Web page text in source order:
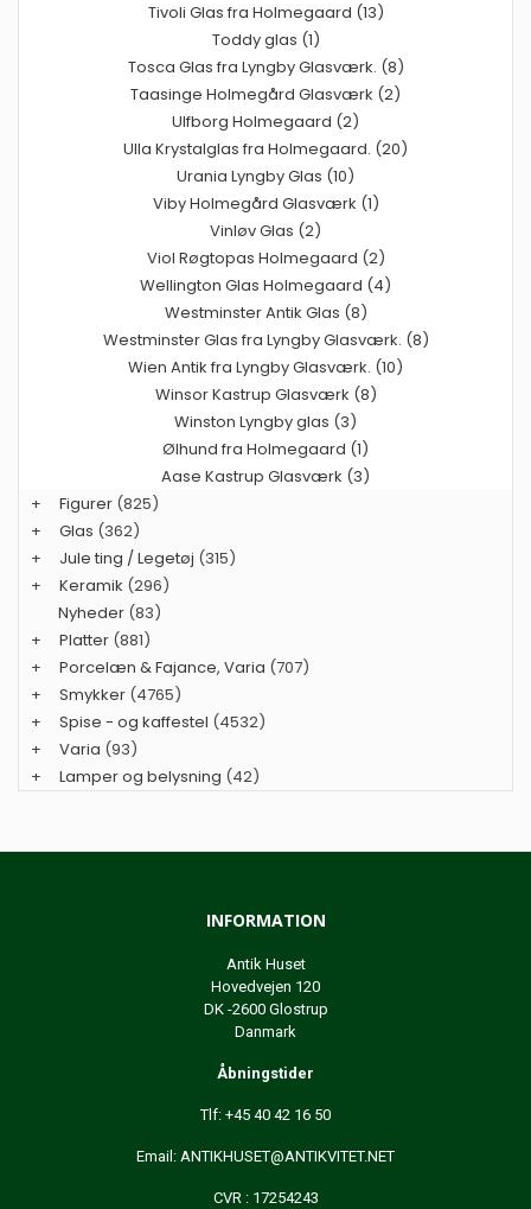
Tivoli Glas fra Holmegaard (13)
Toddy glas (1)
Tosca Glas fra Lyngby Glasværk. (8)
Taasinge Holmegård Glasværk (2)
Ulfborg Holmegaard (2)
Ulla Krystalglas fra Holmegaard. (20)
Urania Lyngby Glas (10)
Viby Holmegård Glasværk (1)
Vinløv Glas (2)
Viol Røgtopas Holmegaard (2)
Wellington Glas Holmegaard (4)
Westminster Antik Glas (8)
Westminster Glas fra Lyngby Glasværk. (8)
Wien Antik fra Lyngby Glasværk. (10)
Winsor Kastrup Glasværk (8)
Winston Lyngby glas (3)
Ølhund fra Holmegaard (1)
Aase Kastrup Glasværk (3)
+
Figurer (825)
+
Glas (362)
+
Jule ting / Legetøj (315)
+
Keramik (296)
Nyheder (83)
+
Platter (881)
+
Porcelæn & Fajance, Varia (707)
+
Smykker (4765)
+
Spise - og kaffestel (4532)
+
Varia (93)
+
Lamper og belysning (42)
INFORMATION
Antik Huset
Hovedvejen 120
DK -2600 Glostrup
Danmark
Åbningstider
Tlf: +45 40 42 16 50
Email: ANTIKHUSET@ANTIKVITET.NET
CVR : 17254243